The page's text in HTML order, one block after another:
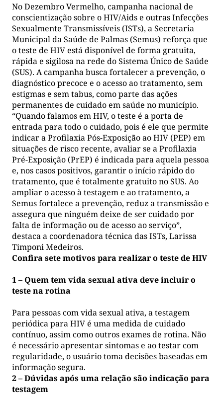
No Dezembro Vermelho, campanha nacional de
conscientização sobre o HIV/Aids e outras Infecções
Sexualmente Transmissíveis (ISTs), a Secretaria
Municipal da Saúde de Palmas (Semus) reforça que
o teste de HIV está disponível de forma gratuita,
rápida e sigilosa na rede do Sistema Único de Saúde
(SUS). A campanha busca fortalecer a prevenção, o
diagnóstico precoce e o acesso ao tratamento, sem
estigmas e sem tabus, como parte das ações
permanentes de cuidado em saúde no município.
“Quando falamos em HIV, o teste é a porta de
entrada para todo o cuidado, pois é ele que permite
indicar a Profilaxia Pós-Exposição ao HIV (PEP) em
situações de risco recente, avaliar se a Profilaxia
Pré-Exposição (PrEP) é indicada para aquela pessoa
e, nos casos positivos, garantir o início rápido do
tratamento, que é totalmente gratuito no SUS. Ao
ampliar o acesso à testagem e ao tratamento, a
Semus fortalece a prevenção, reduz a transmissão e
assegura que ninguém deixe de ser cuidado por
falta de informação ou de acesso ao serviço”,
destaca a coordenadora técnica das ISTs, Larissa
Timponi Medeiros.
Confira sete motivos para realizar o teste de HIV
1 – Quem tem vida sexual ativa deve incluir o
teste na rotina
Para pessoas com vida sexual ativa, a testagem
periódica para HIV é uma medida de cuidado
contínuo, assim como outros exames de rotina. Não
é necessário apresentar sintomas e ao testar com
regularidade, o usuário toma decisões baseadas em
informação segura.
2 – Dúvidas após uma relação são indicação para
testagem